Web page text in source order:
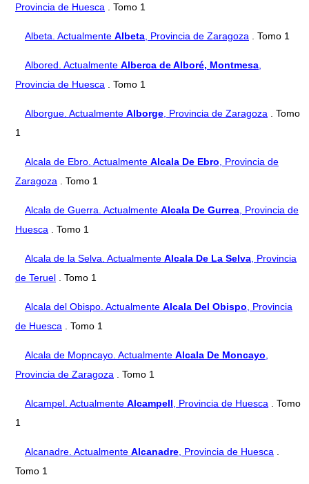
Provincia de Huesca . Tomo 1
Albeta. Actualmente Albeta , Provincia de Zaragoza . Tomo 1
Albored. Actualmente Alberca de Alboré, Montmesa
Provincia de Huesca . Tomo 1
Alborgue. Actualmente Alborge , Provincia de Zaragoza . Tomo
1
Alcala de Ebro. Actualmente Alcala De Ebro , Provincia de
Zaragoza . Tomo 1
Alcala de Guerra. Actualmente Alcala De Gurrea , Provincia de
Huesca . Tomo 1
Alcala de la Selva. Actualmente Alcala De La Selva , Provincia
de Teruel . Tomo 1
Alcala del Obispo. Actualmente Alcala Del Obispo , Provincia
de Huesca . Tomo 1
Alcala de Mopncayo. Actualmente Alcala De Moncayo
Provincia de Zaragoza . Tomo 1
Alcampel. Actualmente Alcampell , Provincia de Huesca . Tomo
1
Alcanadre. Actualmente Alcanadre , Provincia de Huesca
Tomo 1